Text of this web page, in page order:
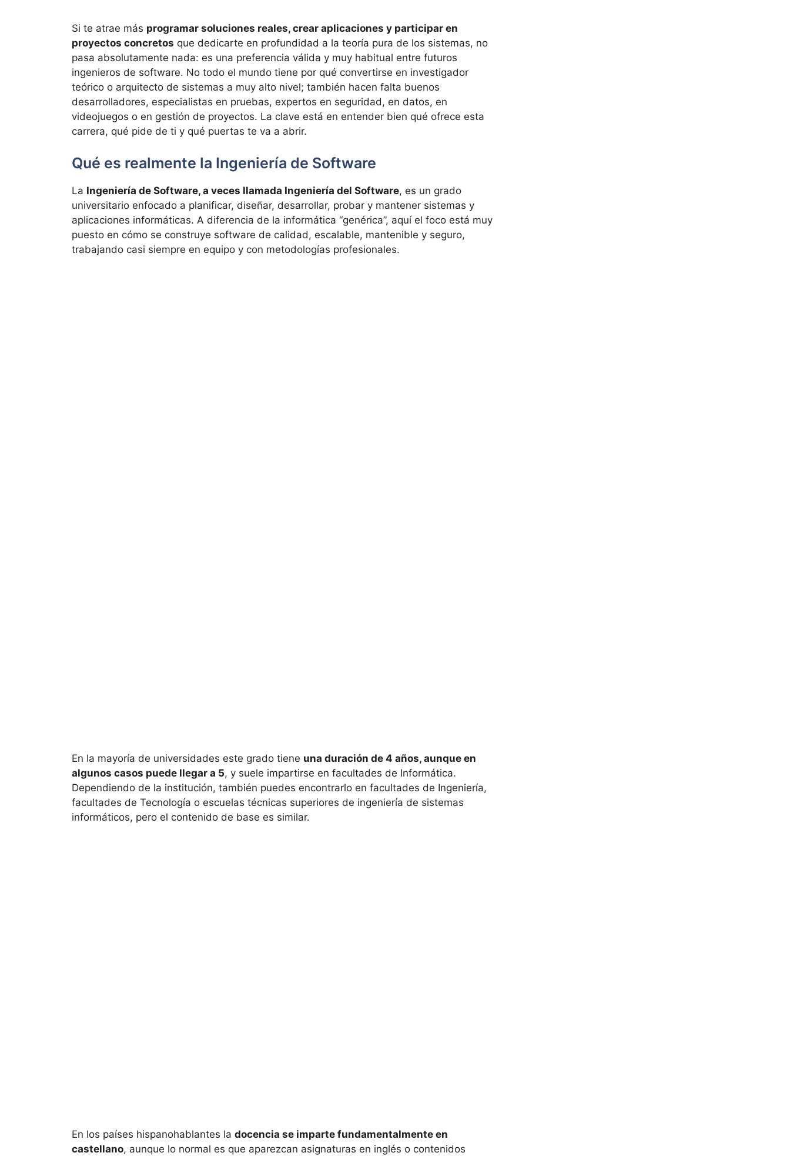
Si te atrae más programar soluciones reales, crear aplicaciones y participar en
proyectos concretos que dedicarte en profundidad a la teoría pura de los sistemas, no
pasa absolutamente nada: es una preferencia válida y muy habitual entre futuros
ingenieros de software. No todo el mundo tiene por qué convertirse en investigador
teórico o arquitecto de sistemas a muy alto nivel; también hacen falta buenos
desarrolladores, especialistas en pruebas, expertos en seguridad, en datos, en
videojuegos o en gestión de proyectos. La clave está en entender bien qué ofrece esta
carrera, qué pide de ti y qué puertas te va a abrir.
Qué es realmente la Ingeniería de Software
La Ingeniería de Software, a veces llamada Ingeniería del Software, es un grado
universitario enfocado a planificar, diseñar, desarrollar, probar y mantener sistemas y
aplicaciones informáticas. A diferencia de la informática “genérica”, aquí el foco está muy
puesto en cómo se construye software de calidad, escalable, mantenible y seguro,
trabajando casi siempre en equipo y con metodologías profesionales.
En la mayoría de universidades este grado tiene una duración de 4 años, aunque en
algunos casos puede llegar a 5, y suele impartirse en facultades de Informática.
Dependiendo de la institución, también puedes encontrarlo en facultades de Ingeniería,
facultades de Tecnología o escuelas técnicas superiores de ingeniería de sistemas
informáticos, pero el contenido de base es similar.
En los países hispanohablantes la docencia se imparte fundamentalmente en
castellano, aunque lo normal es que aparezcan asignaturas en inglés o contenidos